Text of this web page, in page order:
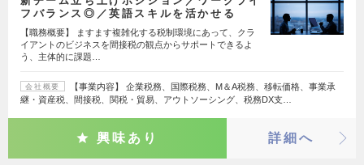
フバランス◎／英語スキルを活かせる
【職務概要】 ますます複雑化する税制環境にあって、クラ
イアントのビジネスを間接税の観点からサポートできるよ
う、主体的に課題…
会社概要
【事業内容】 企業税務、国際税務、M＆A税務、移転価格、事業承
継・資産税、間接税、関税・貿易、アウトソーシング、税務DX支…
興味あり 詳細へ